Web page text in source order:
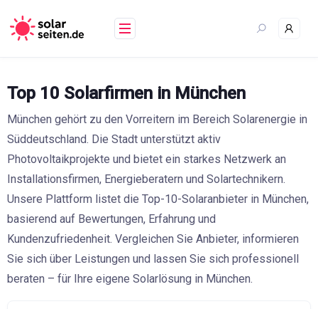
content
Top 10 Solarfirmen in München
München gehört zu den Vorreitern im Bereich Solarenergie in
Süddeutschland. Die Stadt unterstützt aktiv
Photovoltaikprojekte und bietet ein starkes Netzwerk an
Installationsfirmen, Energieberatern und Solartechnikern.
Unsere Plattform listet die Top-10-Solaranbieter in München,
basierend auf Bewertungen, Erfahrung und
Kundenzufriedenheit. Vergleichen Sie Anbieter, informieren
Sie sich über Leistungen und lassen Sie sich professionell
beraten – für Ihre eigene Solarlösung in München.